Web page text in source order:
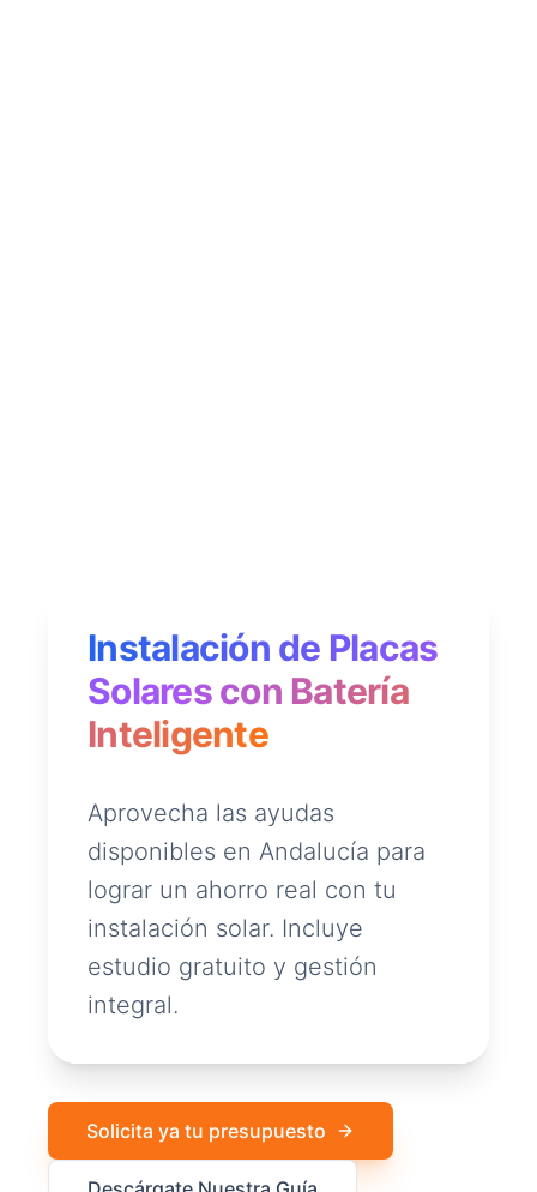
Instalación de Placas
Solares con Batería
Inteligente
Aprovecha las ayudas
disponibles en Andalucía para
lograr un ahorro real con tu
instalación solar. Incluye
estudio gratuito y gestión
integral.
Solicita ya tu presupuesto